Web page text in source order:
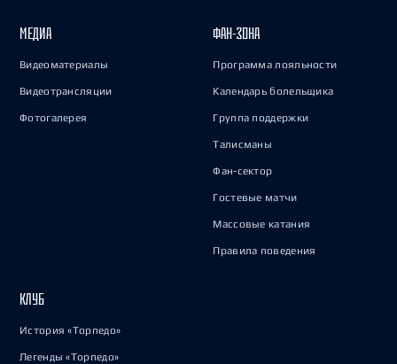
МЕДИА
Видеоматериалы
Видеотрансляции
Фотогалерея
ФАН-ЗОНА
Программа лояльности
Календарь болельщика
Группа поддержки
Талисманы
Фан-сектор
Гостевые матчи
Массовые катания
Правила поведения
КЛУБ
История «Торпедо»
Легенды «Торпедо»